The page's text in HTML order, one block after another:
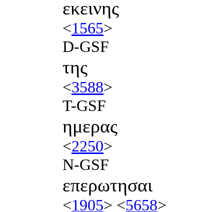
εκεινης
<1565>
D-GSF
της
<3588>
T-GSF
ημερας
<2250>
N-GSF
επερωτησαι
<1905> <5658>